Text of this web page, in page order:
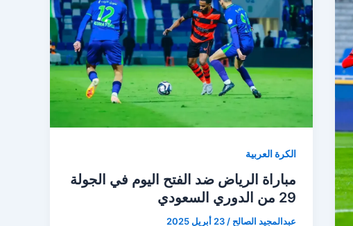
الكرة العربية
مباراة الرياض ضد الفتح اليوم في الجولة
29 من الدوري السعودي
عبدالمجيد الصالح/23 أبريل 2025